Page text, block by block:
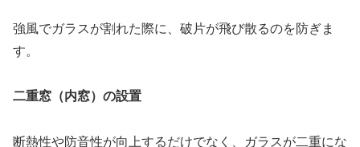
強風でガラスが割れた際に、破片が飛び散るのを防ぎま
す。
二重窓（内窓）の設置
断熱性や防音性が向上するだけでなく、ガラスが二重にな